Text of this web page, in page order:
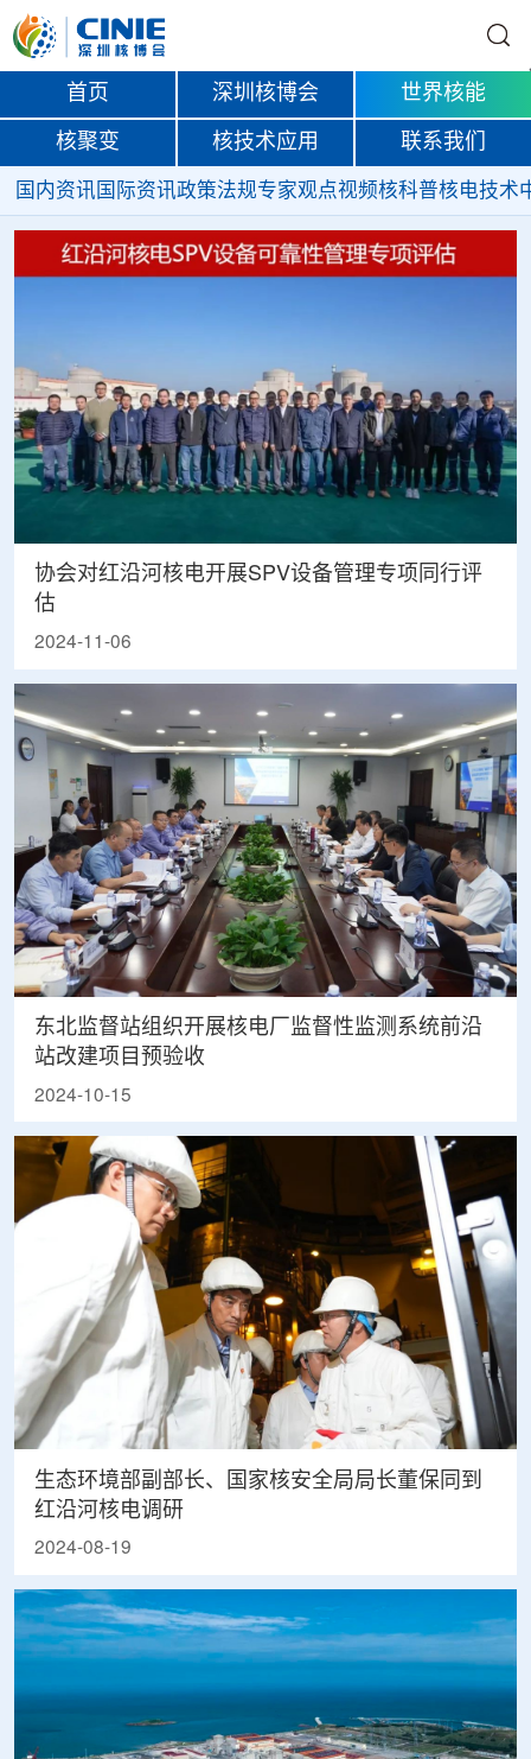
首页 深圳核博会 世界核能
核聚变 核技术应用 联系我们
国内资讯 国际资讯政策法规专家观点视频核科普核电技术
协会对红沿河核电开展SPV设备管理专项同行评
估
2024-11-06
东北监督站组织开展核电厂监督性监测系统前沿
站改建项目预验收
2024-10-15
生态环境部副部长、国家核安全局局长董保同到
红沿河核电调研
2024-08-19